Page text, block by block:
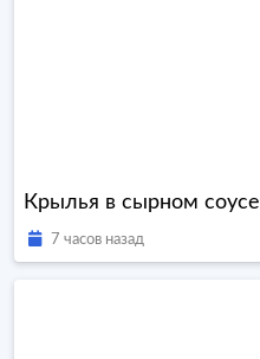
Крылья в сырном соусе
7 часов назад